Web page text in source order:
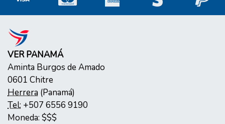
VER PANAMÁ
Aminta Burgos de Amado
0601 Chitre
Herrera (Panamá)
Tel: +507 6556 9190
Moneda: $$$